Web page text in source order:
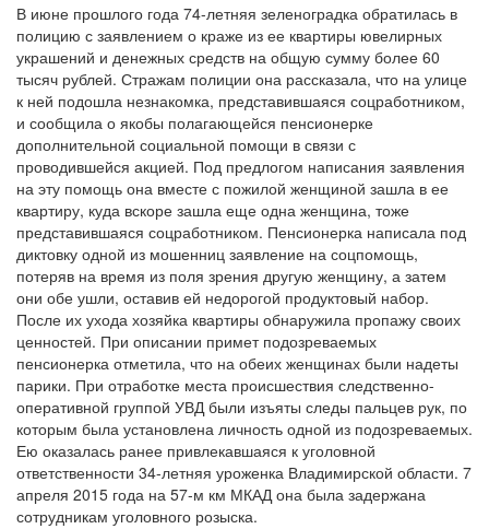
В июне прошлого года 74-летняя зеленоградка обратилась в
полицию с заявлением о краже из ее квартиры ювелирных
украшений и денежных средств на общую сумму более 60
тысяч рублей. Стражам полиции она рассказала, что на улице
к ней подошла незнакомка, представившаяся соцработником,
и сообщила о якобы полагающейся пенсионерке
дополнительной социальной помощи в связи с
проводившейся акцией. Под предлогом написания заявления
на эту помощь она вместе с пожилой женщиной зашла в ее
квартиру, куда вскоре зашла еще одна женщина, тоже
представившаяся соцработником. Пенсионерка написала под
диктовку одной из мошенниц заявление на соцпомощь,
потеряв на время из поля зрения другую женщину, а затем
они обе ушли, оставив ей недорогой продуктовый набор.
После их ухода хозяйка квартиры обнаружила пропажу своих
ценностей. При описании примет подозреваемых
пенсионерка отметила, что на обеих женщинах были надеты
парики. При отработке места происшествия следственно-
оперативной группой УВД были изъяты следы пальцев рук, по
которым была установлена личность одной из подозреваемых.
Ею оказалась ранее привлекавшаяся к уголовной
ответственности 34-летняя уроженка Владимирской области. 7
апреля 2015 года на 57-м км МКАД она была задержана
сотрудникам уголовного розыска.